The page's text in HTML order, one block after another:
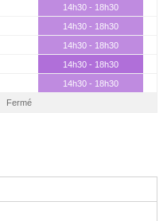
14h30 - 18h30
14h30 - 18h30
14h30 - 18h30
14h30 - 18h30
14h30 - 18h30
Fermé